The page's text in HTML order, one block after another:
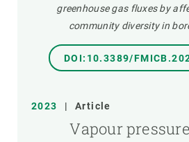
greenhouse gas fluxes by
community diversity in
DOI:10.3389/
2023 | Article
Vapour